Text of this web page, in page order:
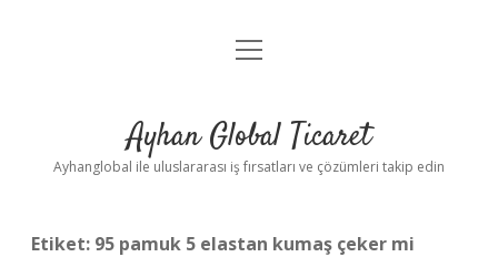
Anasayfa
Yasal Uyarı
menüyü
Ayhan Global Ticaret
Ayhanglobal ile uluslararası iş fırsatları ve çözümleri takip edin
Etiket: 95 pamuk 5 elastan kumaş çeker mi